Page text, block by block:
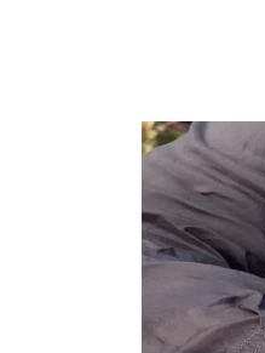
動
画
プ
レ
ー